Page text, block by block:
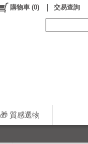
🎁 質感選物
購物車 (0) 交易查詢